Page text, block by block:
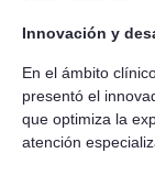
Innovación y
En el ámbito
presentó el
que optimiza la
atención